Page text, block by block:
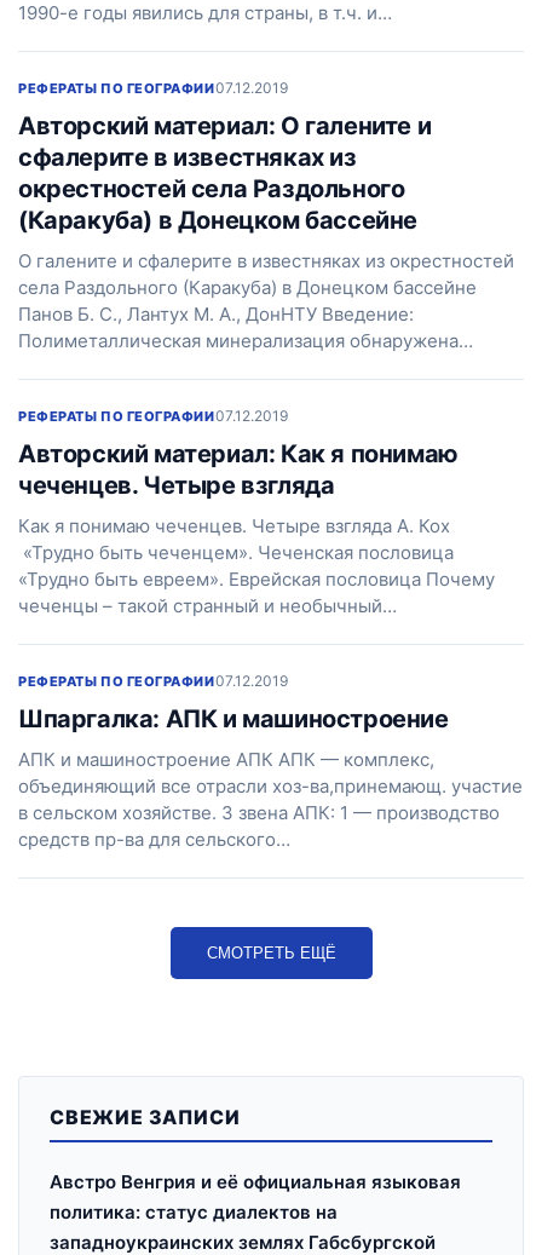
1990-е годы явились для страны, в т.ч. и…
РЕФЕРАТЫ ПО ГЕОГРАФИИ07.12.2019
Авторский материал: О галените и
сфалерите в известняках из
окрестностей села Раздольного
(Каракуба) в Донецком бассейне
О галените и сфалерите в известняках из окрестностей
села Раздольного (Каракуба) в Донецком бассейне
Панов Б. С., Лантух М. А., ДонНТУ Введение:
Полиметаллическая минерализация обнаружена…
РЕФЕРАТЫ ПО ГЕОГРАФИИ07.12.2019
Авторский материал: Как я понимаю
чеченцев. Четыре взгляда
Как я понимаю чеченцев. Четыре взгляда А. Кох
«Трудно быть чеченцем». Чеченская пословица
«Трудно быть евреем». Еврейская пословица Почему
чеченцы – такой странный и необычный…
РЕФЕРАТЫ ПО ГЕОГРАФИИ07.12.2019
Шпаргалка: АПК и машиностроение
АПК и машиностроение АПК АПК — комплекс,
объединяющий все отрасли хоз-ва,принемающ. участие
в сельском хозяйстве. 3 звена АПК: 1 — производство
средств пр-ва для сельского…
СМОТРЕТЬ ЕЩЁ
СВЕЖИЕ ЗАПИСИ
Австро Венгрия и её официальная языковая
политика: статус диалектов на
западноукраинских землях Габсбургской